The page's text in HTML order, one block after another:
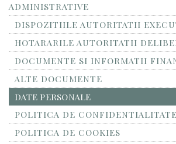
ADMINISTRATIVE
DISPOZITIILE AUTORITATII
HOTARARILE AUTORITATII
DOCUMENTE SI INFORMATII
ALTE DOCUMENTE
DATE PERSONALE
POLITICA DE CONFIDENTIALITATE
POLITICA DE COOKIES